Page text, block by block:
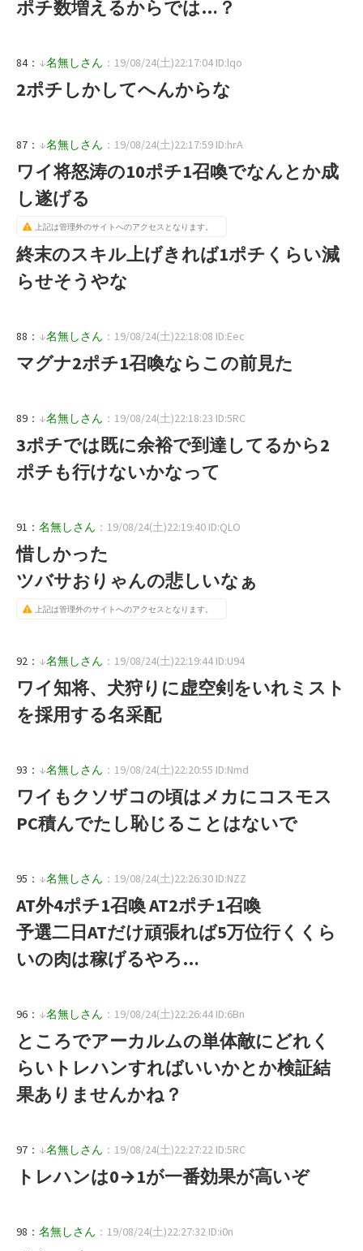
ポチ数増えるからでは…？
84： ↓名無しさん ：19/08/24(土)22:17:04 ID:lqo
2ポチしかしてへんからな
87： ↓名無しさん ：19/08/24(土)22:17:59 ID:hrA
ワイ将怒涛の10ポチ1召喚でなんとか成
し遂げる
上記は管理外のサイトへのアクセスとなります。
終末のスキル上げきれば1ポチくらい減
らせそうやな
88： ↓名無しさん ：19/08/24(土)22:18:08 ID:Eec
マグナ2ポチ1召喚ならこの前見た
89： ↓名無しさん ：19/08/24(土)22:18:23 ID:5RC
3ポチでは既に余裕で到達してるから2
ポチも行けないかなって
91： 名無しさん ：19/08/24(土)22:19:40 ID:QLO
惜しかった
ツバサおりゃんの悲しいなぁ
上記は管理外のサイトへのアクセスとなります。
92： ↓名無しさん ：19/08/24(土)22:19:44 ID:U94
ワイ知将、犬狩りに虚空剣をいれミスト
を採用する名采配
93： ↓名無しさん ：19/08/24(土)22:20:55 ID:Nmd
ワイもクソザコの頃はメカにコスモス
PC積んでたし恥じることはないで
95： ↓名無しさん ：19/08/24(土)22:26:30 ID:NZZ
AT外4ポチ1召喚 AT2ポチ1召喚
予選二日ATだけ頑張れば5万位行くくら
いの肉は稼げるやろ…
96： ↓名無しさん ：19/08/24(土)22:26:44 ID:6Bn
ところでアーカルムの単体敵にどれく
らいトレハンすればいいかとか検証結
果ありませんかね？
97： ↓名無しさん ：19/08/24(土)22:27:22 ID:5RC
トレハンは0→1が一番効果が高いぞ
98： 名無しさん ：19/08/24(土)22:27:32 ID:i0n